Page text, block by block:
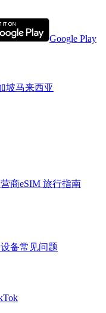
Google Play
坡马来西亚
商eSIM 旅行指南
备常见问题